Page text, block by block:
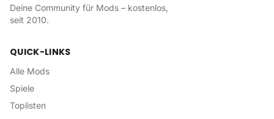
Deine Community für Mods – kostenlos,
seit 2010.
QUICK-LINKS
Alle Mods
Spiele
Toplisten